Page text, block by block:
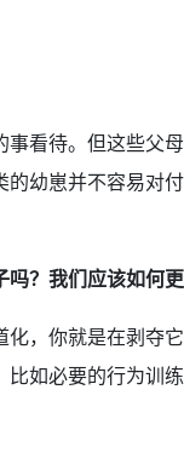
看待。但这些父
幼崽并不容易对
吗？ 我们应该如何
，你就是在剥夺
如必要的行为训